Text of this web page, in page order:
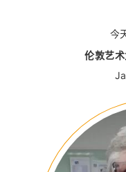
今
伦敦艺